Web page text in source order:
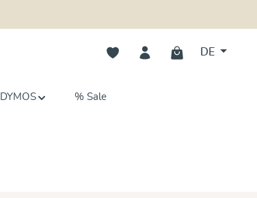
Du hast 0 Produkte auf dem
DE
% Sale